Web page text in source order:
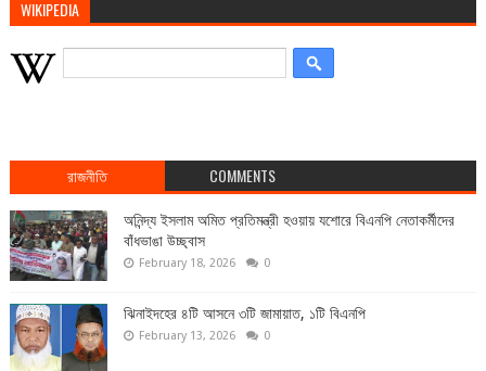
WIKIPEDIA
রাজনীতি COMMENTS
অনিন্দ্য ইসলাম অমিত প্রতিমন্ত্রী হওয়ায় যশোরে বিএনপি নেতাকর্মীদের
বাঁধভাঙা উচ্ছ্বাস
February 18, 2026 0
ঝিনাইদহের ৪টি আসনে ৩টি জামায়াত, ১টি বিএনপি
February 13, 2026 0